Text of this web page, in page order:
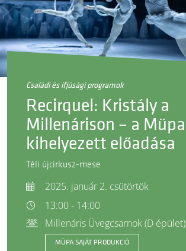
családi és ifjúsági programok
Recirquel: Kristály a
Millenárison – a Müpa
kihelyezett előadása
Téli újcirkusz-mese
2025. január 2. csütörtök
13:00 - 14:00
Millenáris Üvegcsarnok (D épület)
MÜPA SAJÁT PRODUKCIÓ